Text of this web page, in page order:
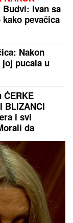
udario na
"Ona je
i ne zna da
porodična
viđa!
Engleske